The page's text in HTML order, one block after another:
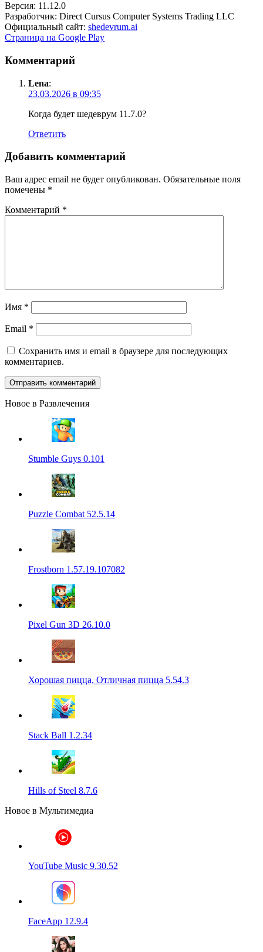
Версия: 11.12.0
Разработчик: Direct Cursus Computer Systems Trading LLC
Официальный сайт: shedevrum.ai
Страница на Google Play
Комментарий
Lena:
23.03.2026 в 09:35
Когда будет шедеврум 11.7.0?
Ответить
Добавить комментарий
Ваш адрес email не будет опубликован. Обязательные поля
помечены *
Комментарий *
Имя *
Email *
Сохранить имя и email в браузере для последующих
комментариев.
Новое в Развлечения
Stumble Guys 0.101
Puzzle Combat 52.5.14
Frostborn 1.57.19.107082
Pixel Gun 3D 26.10.0
Хорошая пицца, Отличная пицца 5.54.3
Stack Ball 1.2.34
Hills of Steel 8.7.6
Новое в Мультимедиа
YouTube Music 9.30.52
FaceApp 12.9.4